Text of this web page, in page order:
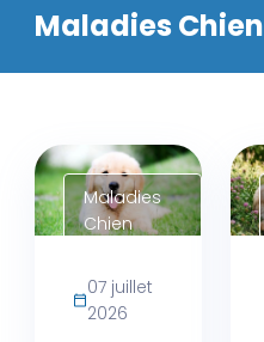
Maladies Chien
Maladies
Chien
07 juillet
2026